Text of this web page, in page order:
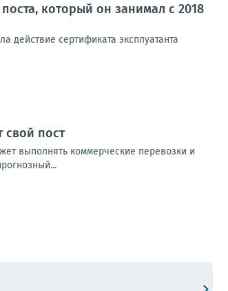
который он занимал с 2018
сертификата эксплуатанта
свой пост
выполнять коммерческие перевозки и